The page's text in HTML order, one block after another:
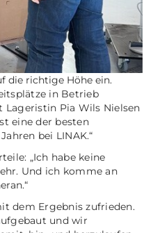
die richtige Höhe ein.
in Betrieb
Pia Wils Nielsen
eine der besten
bei LINAK.“
„Ich habe keine
Und ich komme an
dem Ergebnis zufrieden.
und wir